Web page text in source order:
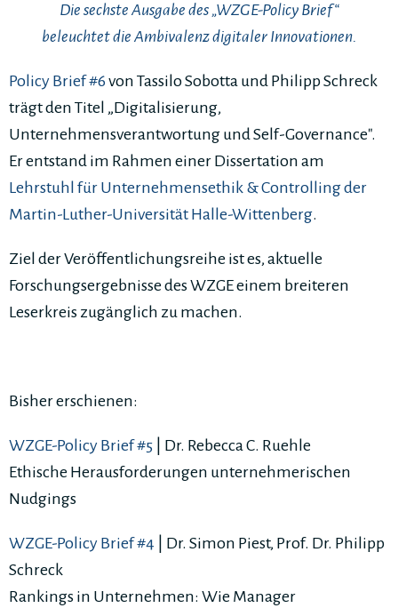
Die sechste Ausgabe des „WZGE-Policy Brief“
beleuchtet die Ambivalenz digitaler Innovationen.
Policy Brief #6von Tassilo Sobotta und Philipp Schreck
trägt den Titel „Digitalisierung,
Unternehmensverantwortung und Self-Governance".
Er entstand im Rahmen einer Dissertation am
Lehrstuhl für Unternehmensethik & Controlling der
Martin-Luther-Universität Halle-Wittenberg.
Ziel der Veröffentlichungsreihe ist es, aktuelle
Forschungsergebnisse des WZGE einem breiteren
Leserkreis zugänglich zu machen.
Bisher erschienen:
WZGE-Policy Brief #5 | Dr. Rebecca C. Ruehle
Ethische Herausforderungen unternehmerischen
Nudgings
WZGE-Policy Brief #4 | Dr. Simon Piest, Prof. Dr. Philipp
Schreck
Rankings in Unternehmen: Wie Manager